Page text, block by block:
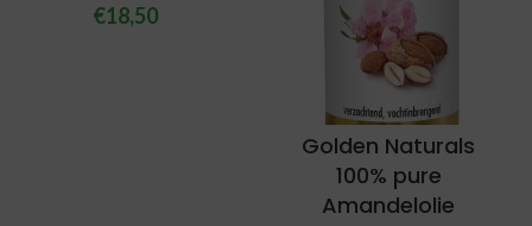
€18,50
Golden Naturals
100% pure
Amandelolie